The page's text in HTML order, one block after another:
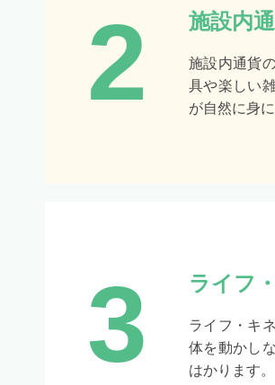
2 施設内
施設内通貨
具や楽しい
が自然に身
3 ライフ
ライフ・キ
体を動かし
はかります